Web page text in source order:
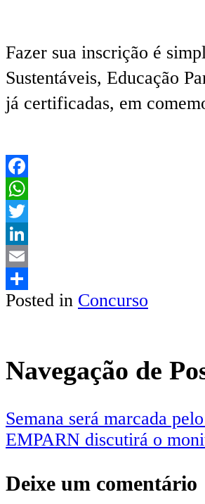
Fazer sua inscrição é
Sustentáveis, Educação
já certificadas, em
Facebook
WhatsApp
Twitter
LinkedIn
Email
Share
Posted in Concurso
Navegação de
Semana será marcada
EMPARN discutirá o
Deixe um comentário